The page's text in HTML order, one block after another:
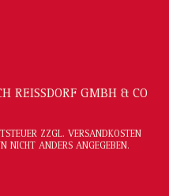
REISSDORF GMBH & CO
ZZGL. VERSANDKOSTEN
NICHT ANDERS ANGEGEBEN.